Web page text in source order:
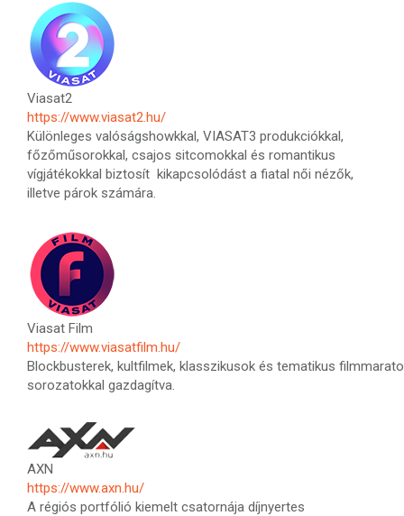
Viasat2
https://www.viasat2.hu/
Különleges valóságshowkkal, VIASAT3 produkciókkal,
főzőműsorokkal, csajos sitcomokkal és romantikus
vígjátékokkal biztosít kikapcsolódást a fiatal női nézők,
illetve párok számára.
Viasat Film
https://www.viasatfilm.hu/
Blockbusterek, kultfilmek, klasszikusok és tematikus
sorozatokkal gazdagítva.
AXN
https://www.axn.hu/
A régiós portfólió kiemelt csatornája díjnyertes